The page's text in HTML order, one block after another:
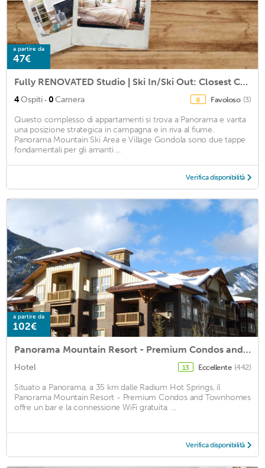
a partire da
47€
Fully RENOVATED Studio | Ski In/Ski Out: Closest Condo to Lift | Pool & Hot Tubs
4Ospiti · 0Camera 8 Favoloso (3)
Questo complesso di appartamenti si trova a Panorama e vanta
una posizione strategica in campagna e in riva al fiume.
Panorama Mountain Ski Area e Village Gondola sono due tappe
fondamentali per gli amanti ...
Verifica disponibilità
a partire da
102€
Panorama Mountain Resort - Premium Condos and Townhomes
Hotel 13 Eccellente (442)
Situato a Panorama, a 35 km dalle Radium Hot Springs, il
Panorama Mountain Resort - Premium Condos and Townhomes
offre un bar e la connessione WiFi gratuita. ...
Verifica disponibilità